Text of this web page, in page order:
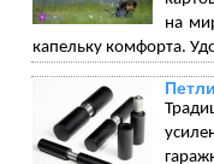
на
капельку комфорта.